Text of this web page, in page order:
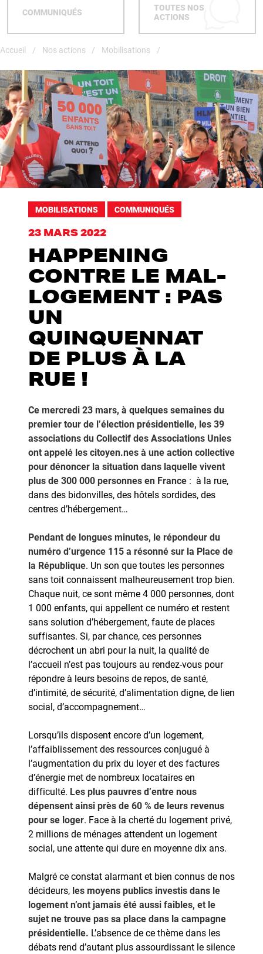
COMMUNIQUÉS
TOUTES NOS
ACTIONS
Accueil Nos actions / Mobilisations /
MOBILISATIONS COMMUNIQUÉS
23 MARS 2022
HAPPENING
CONTRE LE MAL-
LOGEMENT : PAS
UN
QUINQUENNAT
DE PLUS À LA
RUE !
Ce mercredi 23 mars, à quelques semaines du
premier tour de l’élection présidentielle, les 39
associations du Collectif des Associations Unies
ont appelé les citoyen.nes à une action collective
pour dénoncer la situation dans laquelle vivent
plus de 300 000 personnes en France : à la rue,
dans des bidonvilles, des hôtels sordides, des
centres d’hébergement…
Pendant de longues minutes, le répondeur du
numéro d’urgence 115 a résonné sur la Place de
la République. Un son que toutes les personnes
sans toit connaissent malheureusement trop bien.
Chaque nuit, ce sont même 4 000 personnes, dont
1 000 enfants, qui appellent ce numéro et restent
sans solution d’hébergement, faute de places
suffisantes. Si, par chance, ces personnes
décrochent un abri pour la nuit, la qualité de
l’accueil n’est pas toujours au rendez-vous pour
répondre à leurs besoins de repos, de santé,
d’intimité, de sécurité, d’alimentation digne, de lien
social, d’accompagnement…
Lorsqu’ils disposent encore d’un logement,
l’affaiblissement des ressources conjugué à
l’augmentation du prix du loyer et des factures
d’énergie met de nombreux locataires en
difficulté. Les plus pauvres d’entre nous
dépensent ainsi près de 60 % de leurs revenus
pour se loger. Face à la cherté du logement privé,
2 millions de ménages attendent un logement
social, une attente qui dure en moyenne dix ans.
Malgré ce constat alarmant et bien connus de nos
décideurs, les moyens publics investis dans le
logement n’ont jamais été aussi faibles, et le
sujet ne trouve pas sa place dans la campagne
présidentielle. L’absence de ce thème dans les
débats rend d’autant plus assourdissant le silence